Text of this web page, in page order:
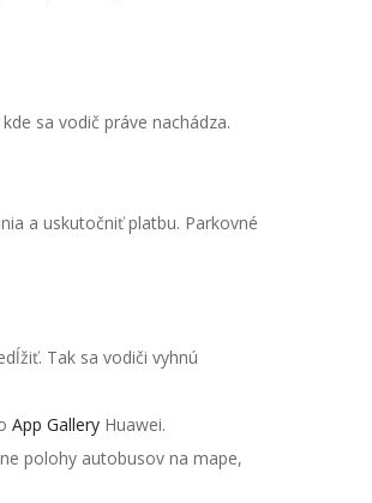
sa vodič práve nachádza.
a uskutočniť platbu. Parkovné
Tak sa vodiči vyhnú
App Gallery Huawei.
polohy autobusov na mape,